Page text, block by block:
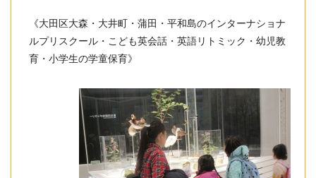
《大田区大森・大井町・蒲田・平和島のインターナショナ
ルプリスクール・こども英会話・英語リトミック・幼児教
育・小学生の学童保育》